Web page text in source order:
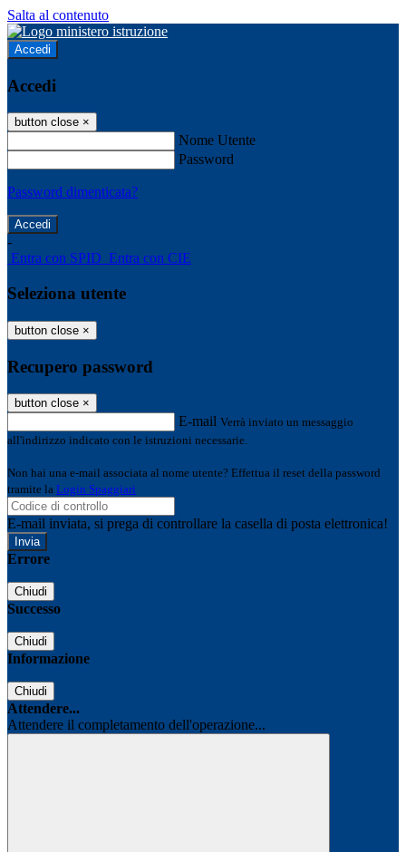
Salta al contenuto
Accedi
Accedi
button close ×
Nome Utente
Password
Password dimenticata?
-
Entra con SPID Entra con CIE
Seleziona utente
button close ×
Recupero password
button close ×
E-mail Verrà inviato un messaggio
all'indirizzo indicato con le istruzioni necessarie.
Non hai una e-mail associata al nome utente? Effettua il reset della password
tramite la Login Spaggiari
E-mail inviata, si prega di controllare la casella di posta elettronica!
Errore
Chiudi
Successo
Chiudi
Informazione
Chiudi
Attendere...
Attendere il completamento dell'operazione...